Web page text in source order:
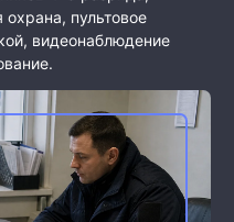
пультовое
видеонаблюдение